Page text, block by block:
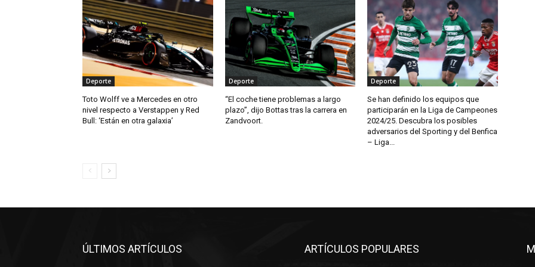
Deporte
Toto Wolff ve a Mercedes en otro
nivel respecto a Verstappen y Red
Bull: ‘Están en otra galaxia’
Deporte
“El coche tiene problemas a largo
plazo”, dijo Bottas tras la carrera en
Zandvoort.
Deporte
Se han definido los equipos que
participarán en la Liga de Campeones
2024/25. Descubra los posibles
adversarios del Sporting y del Benfica
– Liga...
ÚLTIMOS ARTÍCULOS ARTÍCULOS POPULARES